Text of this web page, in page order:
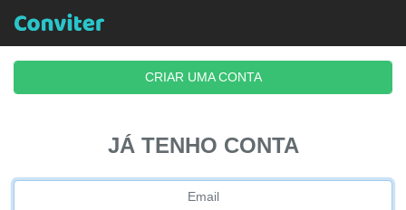
CRIAR UMA CONTA
JÁ TENHO CONTA